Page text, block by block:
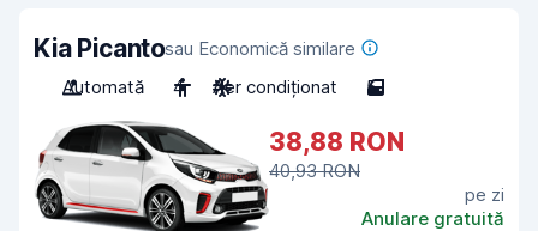
Kia Picantosau Economică similare
Automată
4 Aer condiționat 5
38,88 RON
40,93 RON
pe zi
Anulare gratuită